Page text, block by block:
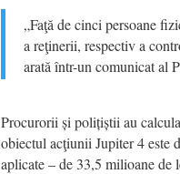
„Faţă de cinci persoane
a reţinerii, respectiv a
arată într-un comunicat al
Procurorii și polițiștii au
obiectul acţiunii Jupiter 4 este
aplicate – de 33,5 milioane de